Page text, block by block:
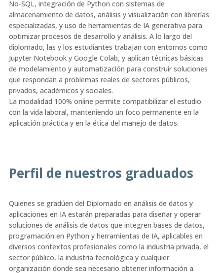
No-SQL, integración de Python con sistemas de
almacenamiento de datos, análisis y visualización con librerías
especializadas, y uso de herramientas de IA generativa para
optimizar procesos de desarrollo y análisis. A lo largo del
diplomado, las y los estudiantes trabajan con entornos como
Jupyter Notebook y Google Colab, y aplican técnicas básicas
de modelamiento y automatización para construir soluciones
que respondan a problemas reales de sectores públicos,
privados, académicos y sociales.
La modalidad 100% online permite compatibilizar el estudio
con la vida laboral, manteniendo un foco permanente en la
aplicación práctica y en la ética del manejo de datos.
Perfil de nuestros graduados
Quienes se gradúen del Diplomado en análisis de datos y
aplicaciones en IA estarán preparadas para diseñar y operar
soluciones de análisis de datos que integren bases de datos,
programación en Python y herramientas de IA, aplicables en
diversos contextos profesionales como la industria privada, el
sector público, la industria tecnológica y cualquier
organización donde sea necesario obtener información a